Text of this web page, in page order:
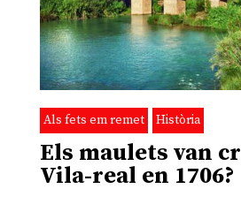
Als fets em remet Història
Els maulets van
Vila-real en 1706?